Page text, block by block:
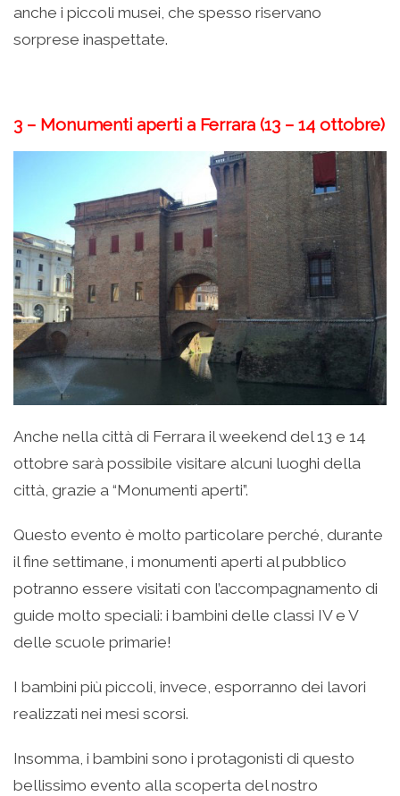
anche i piccoli musei, che spesso riservano
sorprese inaspettate.
3 – Monumenti aperti a Ferrara (13 – 14 ottobre)
Anche nella città di Ferrara il weekend del 13 e 14
ottobre sarà possibile visitare alcuni luoghi della
città, grazie a “Monumenti aperti”.
Questo evento è molto particolare perché, durante
il fine settimane, i monumenti aperti al pubblico
potranno essere visitati con l’accompagnamento di
guide molto speciali: i bambini delle classi IV e V
delle scuole primarie!
I bambini più piccoli, invece, esporranno dei lavori
realizzati nei mesi scorsi.
Insomma, i bambini sono i protagonisti di questo
bellissimo evento alla scoperta del nostro